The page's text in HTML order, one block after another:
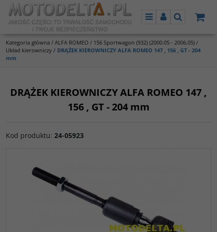
MenuPanelSzukaj
Kategoria główna / ALFA ROMEO / 156 Sportwagon (932) (2000.05 - 2006.05) /
Układ kierowniczy / DRĄŻEK KIEROWNICZY ALFA ROMEO 147 , 156 , GT - 204
mm
DRĄŻEK KIEROWNICZY ALFA ROMEO 147 ,
156 , GT - 204 mm
Kod produktu: 24-05923